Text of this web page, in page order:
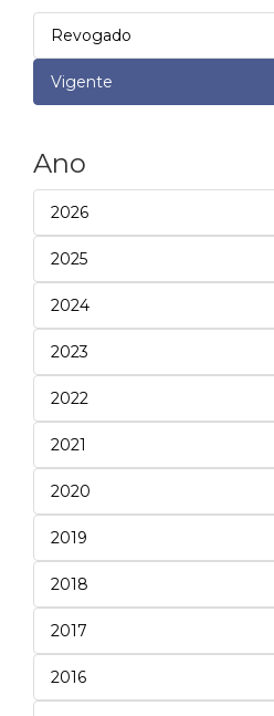
Revogado
Vigente
Ano
2026
2025
2024
2023
2022
2021
2020
2019
2018
2017
2016